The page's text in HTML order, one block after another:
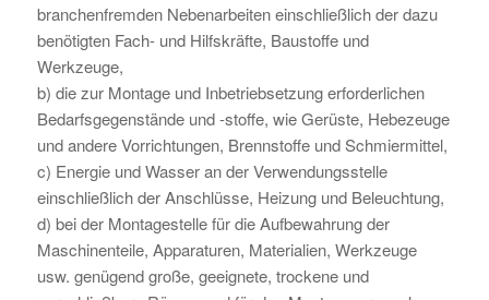
branchenfremden Nebenarbeiten einschließlich der dazu
benötigten Fach- und Hilfskräfte, Baustoffe und
Werkzeuge,
b) die zur Montage und Inbetriebsetzung erforderlichen
Bedarfsgegenstände und -stoffe, wie Gerüste, Hebezeuge
und andere Vorrichtungen, Brennstoffe und Schmiermittel,
c) Energie und Wasser an der Verwendungsstelle
einschließlich der Anschlüsse, Heizung und Beleuchtung,
d) bei der Montagestelle für die Aufbewahrung der
Maschinenteile, Apparaturen, Materialien, Werkzeuge
usw. genügend große, geeignete, trockene und